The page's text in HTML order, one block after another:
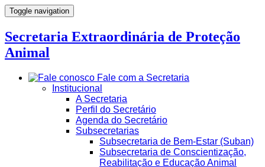
Toggle navigation
Secretaria Extraordinária de Proteção
Animal
Fale com a Secretaria
Institucional
A Secretaria
Perfil do Secretário
Agenda do Secretário
Subsecretarias
Subsecretaria de Bem-Estar (Suban)
Subsecretaria de Conscientização,
Reabilitação e Educação Animal